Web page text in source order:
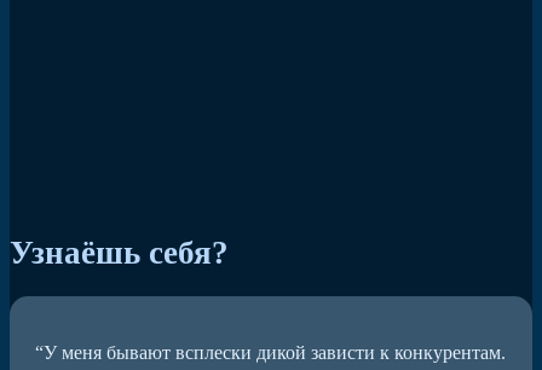
Узнаёшь себя?
“У меня бывают всплески дикой зависти к конкурентам.